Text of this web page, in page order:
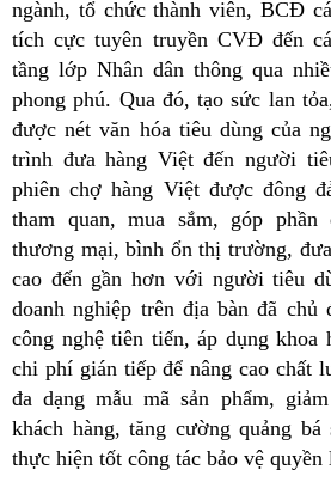
ngành, tổ chức thành viên, BCĐ
tích cực tuyên truyền CVĐ đến
tầng lớp Nhân dân thông qua
phong phú. Qua đó, tạo sức lan
được nét văn hóa tiêu dùng của
trình đưa hàng Việt đến người
phiên chợ hàng Việt được đông
tham quan, mua sắm, góp phần
thương mại, bình ổn thị trường,
cao đến gần hơn với người tiêu
doanh nghiệp trên địa bàn đã chủ
công nghệ tiên tiến, áp dụng
chi phí gián tiếp để nâng cao chất
đa dạng mẫu mã sản phẩm,
khách hàng, tăng cường quảng
thực hiện tốt công tác bảo vệ